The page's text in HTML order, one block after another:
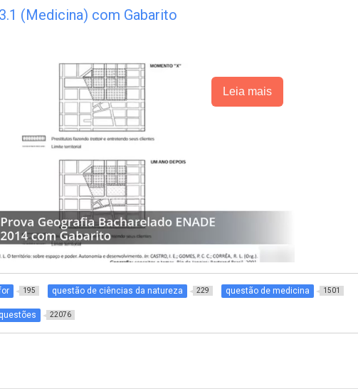
(Medicina) com Gabarito
Leia mais
195 questão de ciências da natureza 229 questão de medicina 1501
questões 22076